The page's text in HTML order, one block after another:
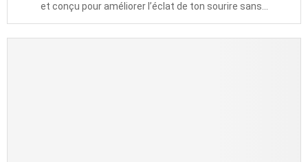
et conçu pour améliorer l’éclat de ton sourire sans...